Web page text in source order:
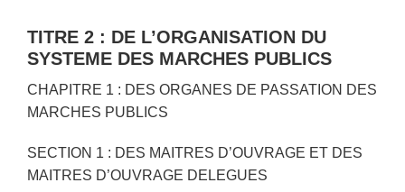
TITRE 2 : DE L’ORGANISATION DU
SYSTEME DES MARCHES PUBLICS
CHAPITRE 1 : DES ORGANES DE PASSATION DES
MARCHES PUBLICS
SECTION 1 : DES MAITRES D’OUVRAGE ET DES
MAITRES D’OUVRAGE DELEGUES